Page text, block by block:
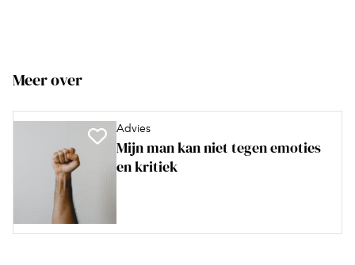
Meer over
Advies
Mijn man kan niet tegen emoties
en kritiek